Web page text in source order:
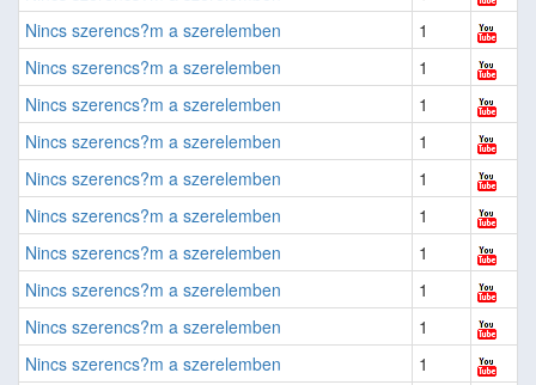
Nincs szerencs?m a szerelemben
1
Nincs szerencs?m a szerelemben
1
Nincs szerencs?m a szerelemben
1
Nincs szerencs?m a szerelemben
1
Nincs szerencs?m a szerelemben
1
Nincs szerencs?m a szerelemben
1
Nincs szerencs?m a szerelemben
1
Nincs szerencs?m a szerelemben
1
Nincs szerencs?m a szerelemben
1
Nincs szerencs?m a szerelemben
1